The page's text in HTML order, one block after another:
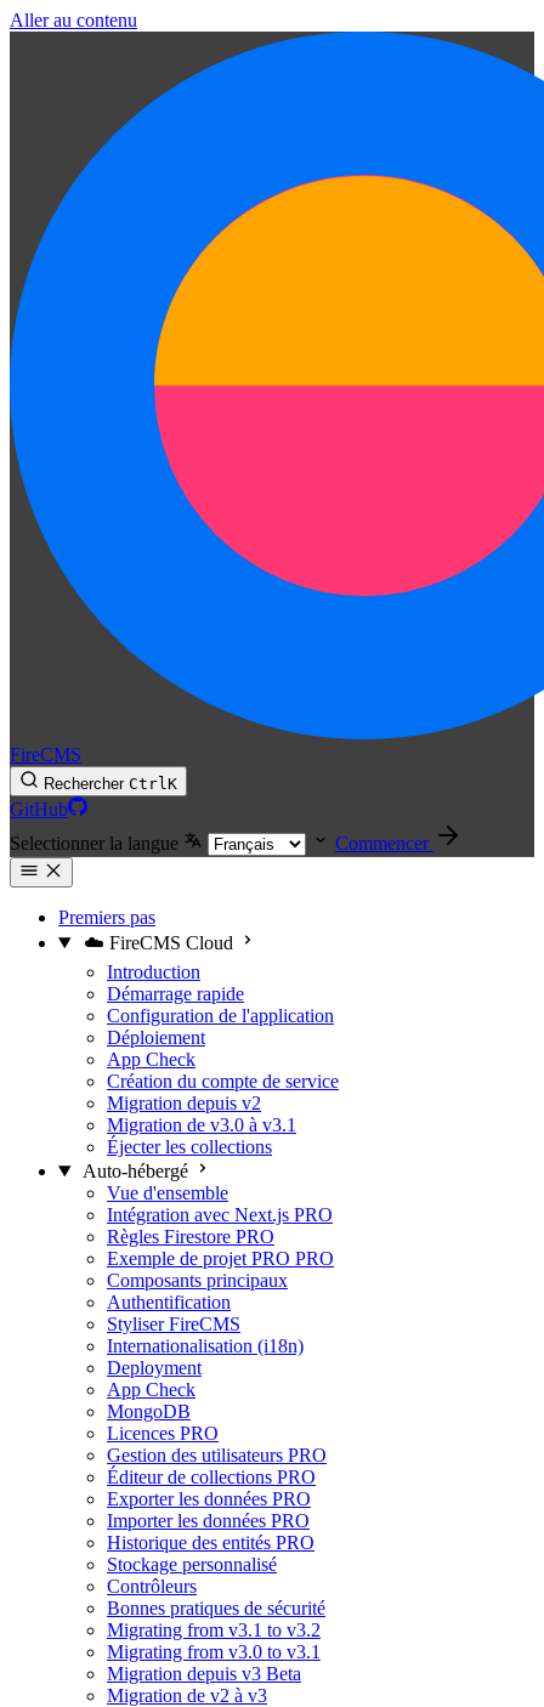
Aller au contenu
FireCMS
Rechercher CtrlK
GitHub
Selectionner la langue
Commencer
Premiers pas
☁️ FireCMS Cloud
Introduction
Démarrage rapide
Configuration de l'application
Déploiement
App Check
Création du compte de service
Migration depuis v2
Migration de v3.0 à v3.1
Éjecter les collections
Auto-hébergé
Vue d'ensemble
Intégration avec Next.js PRO
Règles Firestore PRO
Exemple de projet PRO PRO
Composants principaux
Authentification
Styliser FireCMS
Internationalisation (i18n)
Deployment
App Check
MongoDB
Licences PRO
Gestion des utilisateurs PRO
Éditeur de collections PRO
Exporter les données PRO
Importer les données PRO
Historique des entités PRO
Stockage personnalisé
Contrôleurs
Bonnes pratiques de sécurité
Migrating from v3.1 to v3.2
Migrating from v3.0 to v3.1
Migration depuis v3 Beta
Migration de v2 à v3